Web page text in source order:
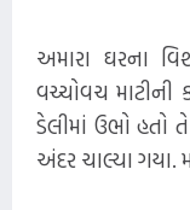
અમારા ઘરના
વચ્ચોવચ
ડેલીમાં ઉભો હતો
અંદર ચાલ્યા ગયા.